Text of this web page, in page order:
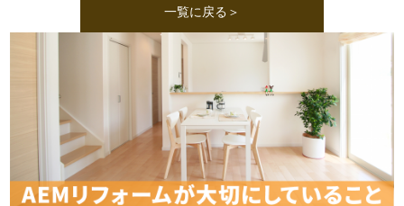
一覧に戻る＞